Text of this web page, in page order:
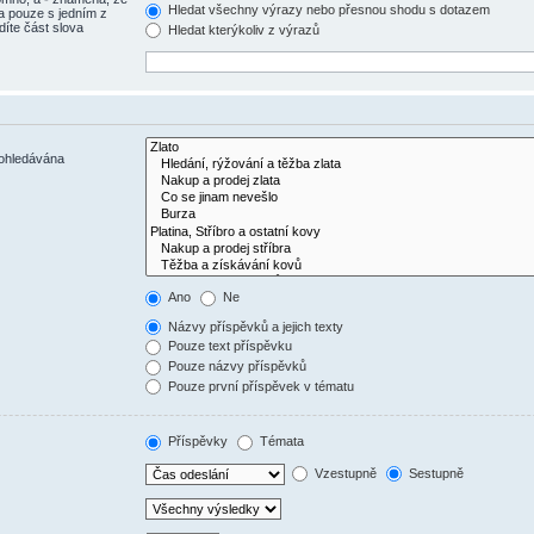
pouze s jedním z
část slova
Hledat všechny výrazy nebo přesnou shodu s dotazem
Hledat kterýkoliv z výrazů
Ano Ne
Názvy příspěvků a jejich texty
Pouze text příspěvku
Pouze názvy příspěvků
Pouze první příspěvek v tématu
Příspěvky Témata
Vzestupně Sestupně